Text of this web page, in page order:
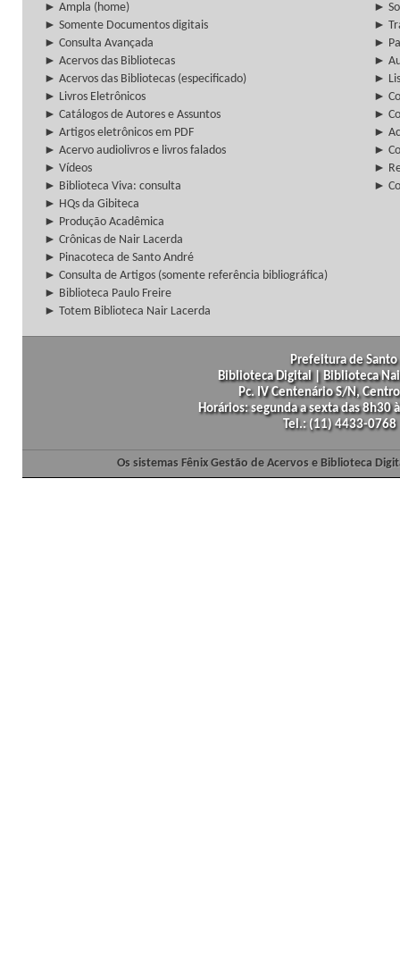
► Ampla (home)
►
► Somente Documentos digitais
►
► Consulta Avançada
►
► Acervos das Bibliotecas
►
► Acervos das Bibliotecas (especificado)
►
► Livros Eletrônicos
►
► Catálogos de Autores e Assuntos
►
► Artigos eletrônicos em PDF
►
► Acervo audiolivros e livros falados
►
► Vídeos
►
► Biblioteca Viva: consulta
►
► HQs da Gibiteca
► Produção Acadêmica
► Crônicas de Nair Lacerda
► Pinacoteca de Santo André
► Consulta de Artigos (somente referência bibliográfica)
► Biblioteca Paulo Freire
► Totem Biblioteca Nair Lacerda
Prefeitura de
Biblioteca Digital | Biblioteca
Pc. IV Centenário S/N,
Horários: segunda a sexta das
Tel.: (11) 4433-
Os sistemas Fênix Gestão de Acervos e Biblioteca